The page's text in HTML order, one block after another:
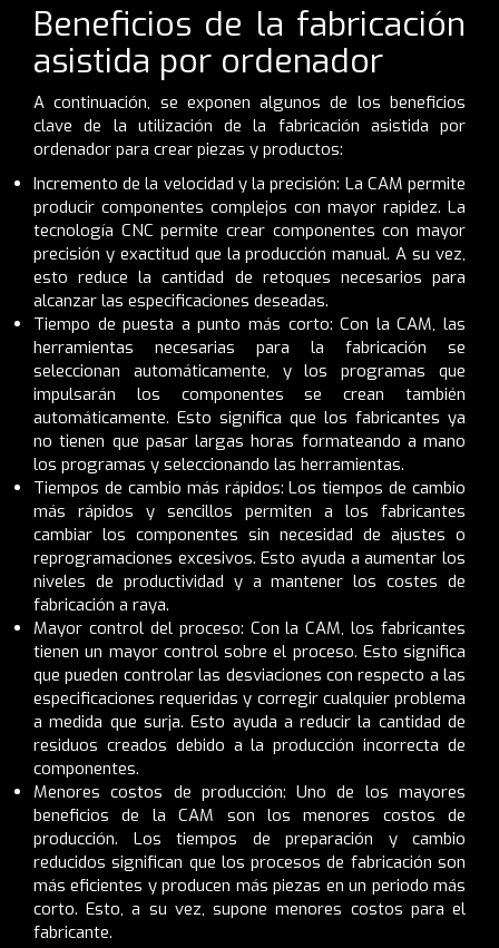
Beneficios de la fabricación
asistida por ordenador
A continuación, se exponen algunos de los beneficios
clave de la utilización de la fabricación asistida por
ordenador para crear piezas y productos:
Incremento de la velocidad y la precisión: La CAM permite
producir componentes complejos con mayor rapidez. La
tecnología CNC permite crear componentes con mayor
precisión y exactitud que la producción manual. A su vez,
esto reduce la cantidad de retoques necesarios para
alcanzar las especificaciones deseadas.
Tiempo de puesta a punto más corto: Con la CAM, las
herramientas necesarias para la fabricación se
seleccionan automáticamente, y los programas que
impulsarán los componentes se crean también
automáticamente. Esto significa que los fabricantes ya
no tienen que pasar largas horas formateando a mano
los programas y seleccionando las herramientas.
Tiempos de cambio más rápidos: Los tiempos de cambio
más rápidos y sencillos permiten a los fabricantes
cambiar los componentes sin necesidad de ajustes o
reprogramaciones excesivos. Esto ayuda a aumentar los
niveles de productividad y a mantener los costes de
fabricación a raya.
Mayor control del proceso: Con la CAM, los fabricantes
tienen un mayor control sobre el proceso. Esto significa
que pueden controlar las desviaciones con respecto a las
especificaciones requeridas y corregir cualquier problema
a medida que surja. Esto ayuda a reducir la cantidad de
residuos creados debido a la producción incorrecta de
componentes.
Menores costos de producción: Uno de los mayores
beneficios de la CAM son los menores costos de
producción. Los tiempos de preparación y cambio
reducidos significan que los procesos de fabricación son
más eficientes y producen más piezas en un periodo más
corto. Esto, a su vez, supone menores costos para el
fabricante.